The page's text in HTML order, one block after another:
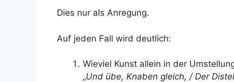
Dies nur als Anregung.
Auf jeden Fall wird deutlich:
Wieviel Kunst allein in der
„Und übe, Knaben gleich, / Der